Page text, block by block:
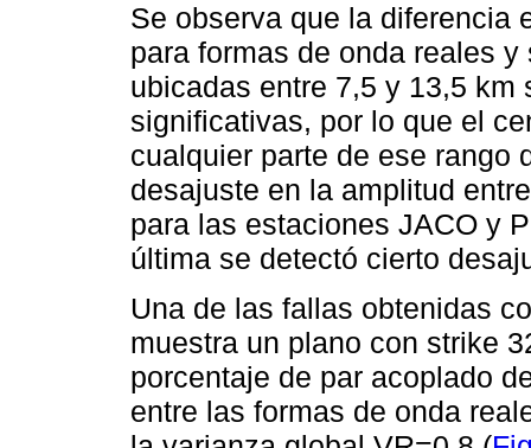
Se observa que la diferencia
para formas de onda reales
ubicadas entre 7,5 y 13,5 km
significativas, por lo que el
cualquier parte de ese rango
desajuste en la amplitud
para las estaciones JACO y
última se detectó cierto
Una de las fallas obtenidas
muestra un plano con strike
porcentaje de par acoplado
entre las formas de onda